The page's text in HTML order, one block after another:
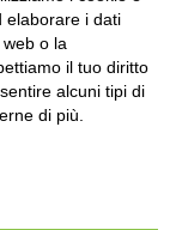
elaborare i dati
o la
il tuo diritto
alcuni tipi di
di più.